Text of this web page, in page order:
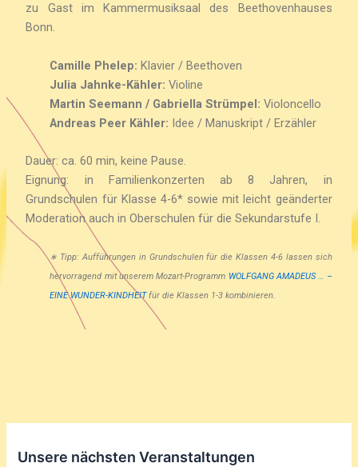
zu Gast im Kammermusiksaal des Beethovenhauses
Bonn.
Camille Phelep:Klavier / Beethoven
Julia Jahnke-Kähler:Violine
Martin Seemann / Gabriella Strümpel:Violoncello
Andreas Peer Kähler: Idee / Manuskript / Erzähler
Dauer: ca. 60 min, keine Pause.
Eignung: in Familienkonzerten ab 8 Jahren, in
Grundschulen für Klasse 4-6* sowie mit leicht geänderter
Moderation auch in Oberschulen für die Sekundarstufe I.
∗ Tipp: Aufführungen in Grundschulen für die Klassen 4-6 lassen sich
hervorragend mit unserem Mozart-Programm WOLFGANG AMADEUS … –
EINE WUNDER-KINDHEITfür die Klassen 1-3 kombinieren.
Unsere nächsten Veranstaltungen